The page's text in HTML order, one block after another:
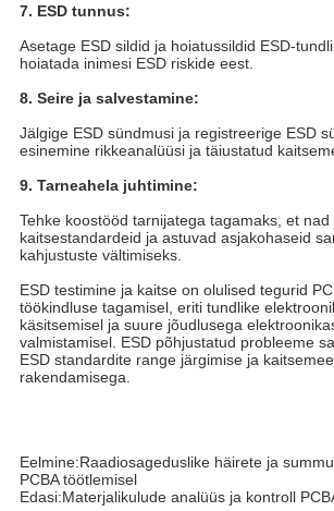
7. ESD tunnus:
Asetage ESD sildid ja hoiatussildid ESD-
hoiatada inimesi ESD riskide eest.
8. Seire ja salvestamine:
Jälgige ESD sündmusi ja registreerige ESD
esinemine rikkeanalüüsi ja täiustatud
9. Tarneahela juhtimine:
Tehke koostööd tarnijatega tagamaks, et nad
kaitsestandardeid ja astuvad asjakohaseid
kahjustuste vältimiseks.
ESD testimine ja kaitse on olulised tegurid
töökindluse tagamisel, eriti tundlike
käsitsemisel ja suure jõudlusega
valmistamisel. ESD põhjustatud probleeme
ESD standardite range järgimise ja
rakendamisega.
Eelmine:Raadiosageduslike häirete ja
PCBA töötlemisel
Edasi:Materjalikulude analüüs ja kontroll